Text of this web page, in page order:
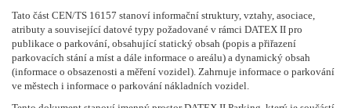
Tato část CEN/TS 16157 stanoví informační struktury, vztahy, asociace,
atributy a související datové typy požadované v rámci DATEX II pro
publikace o parkování, obsahující statický obsah (popis a přiřazení
parkovacích stání a míst a dále informace o areálu) a dynamický obsah
(informace o obsazenosti a měření vozidel). Zahrnuje informace o parkování
ve městech i informace o parkování nákladních vozidel.